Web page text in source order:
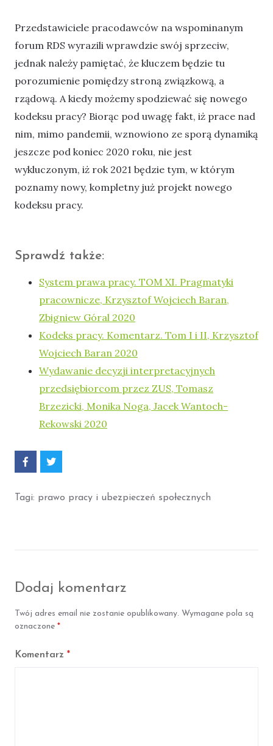
Przedstawiciele pracodawców na wspominanym
forum RDS wyrazili wprawdzie swój sprzeciw,
jednak należy pamiętać, że kluczem będzie tu
porozumienie pomiędzy stroną związkową, a
rządową. A kiedy możemy spodziewać się nowego
kodeksu pracy? Biorąc pod uwagę fakt, iż prace nad
nim, mimo pandemii, wznowiono ze sporą dynamiką
jeszcze pod koniec 2020 roku, nie jest
wykluczonym, iż rok 2021 będzie tym, w którym
poznamy nowy, kompletny już projekt nowego
kodeksu pracy.
Sprawdź także:
System prawa pracy. TOM XI. Pragmatyki
pracownicze, Krzysztof Wojciech Baran,
Zbigniew Góral 2020
Kodeks pracy. Komentarz. Tom I i II, Krzysztof
Wojciech Baran 2020
Wydawanie decyzji interpretacyjnych
przedsiębiorcom przez ZUS, Tomasz
Brzezicki, Monika Noga, Jacek Wantoch-
Rekowski 2020
o
i
e
o
k
o
i
t
r
Tagi: prawo pracy i ubezpieczeń społecznych
Dodaj komentarz
Twój adres email nie zostanie opublikowany. Wymagane pola są
oznaczone *
Komentarz *